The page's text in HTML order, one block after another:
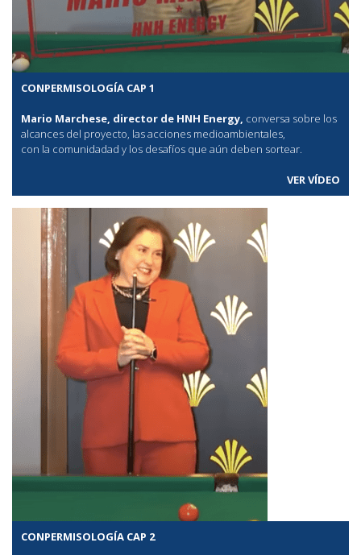
CONPERMISOLOGÍA CAP 1
Mario Marchese, director de HNH Energy, conversa sobre los
alcances del proyecto, las acciones medioambientales,
con la comunidadad y los desafíos que aún deben sortear.
VER VÍDEO
CONPERMISOLOGÍA CAP 2